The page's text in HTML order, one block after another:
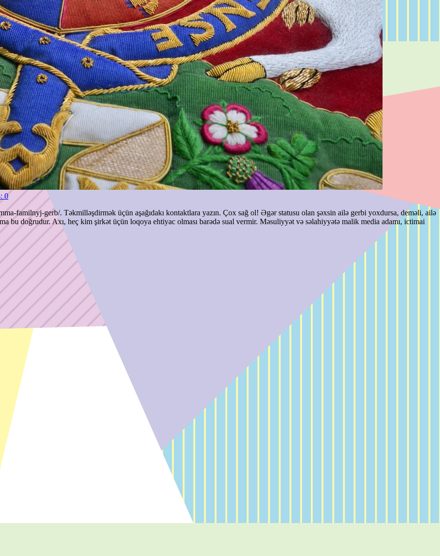
0
familnyj-gerb/. Təkmilləşdirmək üçün aşağıdakı kontaktlara yazın. Çox sağ ol! Əgər statusu olan şəxsin ailə gerbi yoxdursa, deməli, ailə
bu doğrudur. Axı, heç kim şirkət üçün loqoya ehtiyac olması barədə sual vermir. Məsuliyyət və səlahiyyətə malik media adamı, ictimai